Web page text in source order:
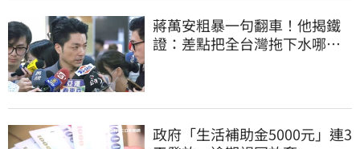
蔣萬安粗暴一句翻車！他揭鐵
證：差點把全台灣拖下水哪時
政府「生活補助金5000元」連3